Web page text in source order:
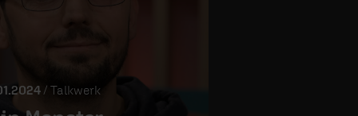
/ Talkwerk